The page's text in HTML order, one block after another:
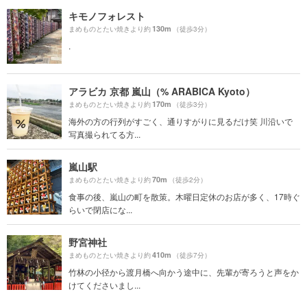
キモノフォレスト
まめものとたい焼きより約130m （徒歩3分）
.
アラビカ 京都 嵐山（% ARABICA Kyoto）
まめものとたい焼きより約170m （徒歩3分）
海外の方の行列がすごく、通りすがりに見るだけ笑 川沿いで
写真撮られてる方...
嵐山駅
まめものとたい焼きより約70m （徒歩2分）
食事の後、嵐山の町を散策。木曜日定休のお店が多く、17時ぐ
らいで閉店にな...
野宮神社
まめものとたい焼きより約410m （徒歩7分）
竹林の小径から渡月橋へ向かう途中に、先輩が寄ろうと声をか
けてくださいまし...